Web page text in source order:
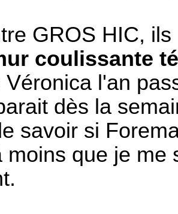
GROS HIC,
coulissante
Véronica l'an
dès la
savoir si
moins que je me